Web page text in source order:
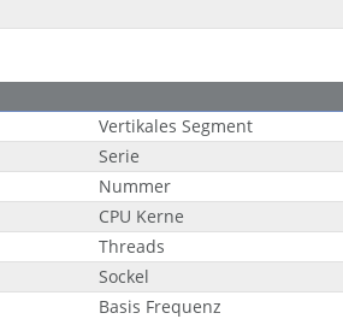
Vertikales Segment
Serie
Nummer
CPU Kerne
Threads
Sockel
Basis Frequenz